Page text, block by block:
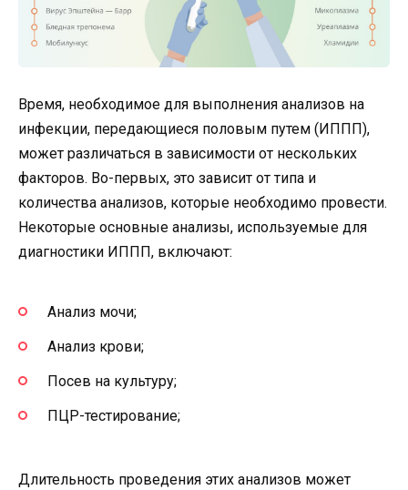
Время, необходимое для выполнения анализов на
инфекции, передающиеся половым путем (ИППП),
может различаться в зависимости от нескольких
факторов. Во-первых, это зависит от типа и
количества анализов, которые необходимо провести.
Некоторые основные анализы, используемые для
диагностики ИППП, включают:
Анализ мочи;
Анализ крови;
Посев на культуру;
ПЦР-тестирование;
Длительность проведения этих анализов может